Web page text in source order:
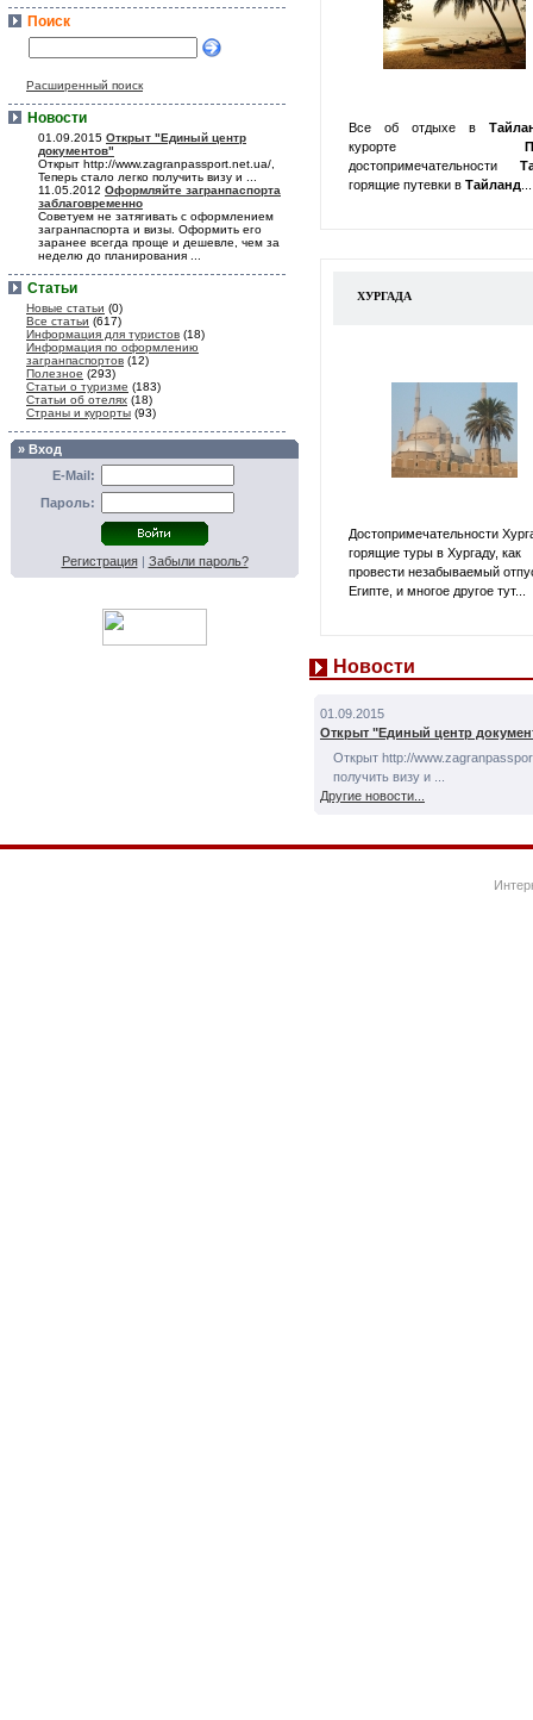
Поиск
Расширенный поиск
Новости
01.09.2015 Открыт "Единый центр
документов"
Открыт http://www.zagranpassport.net.ua/,
Теперь стало легко получить визу и ...
11.05.2012 Оформляйте загранпаспорта
заблаговременно
Советуем не затягивать с оформлением
загранпаспорта и визы. Оформить его
заранее всегда проще и дешевле, чем за
неделю до планирования ...
Статьи
Новые статьи (0)
Все статьи (617)
Информация для туристов (18)
Информация по оформлению
загранпаспортов (12)
Полезное (293)
Статьи о туризме (183)
Статьи об отелях (18)
Страны и курорты (93)
» Вход
E-Mail:
Пароль:
Регистрация| Забыли пароль?
Все об отдыхе в
курорте
достопримечательности
горящие путевки в Тайланд
ХУРГАДА
Достопримечательности
горящие туры в Хургаду, как
провести незабываемый
Египте, и многое другое тут...
Новости
01.09.2015
Открыт "Единый центр
Открыт http://
получить визу и ...
Другие новости...